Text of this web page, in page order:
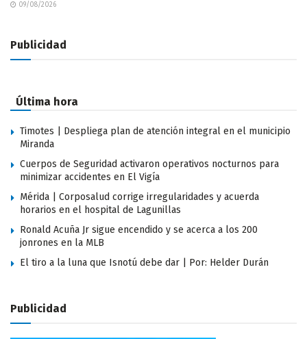
09/08/2026
Publicidad
Última hora
Timotes | Despliega plan de atención integral en el municipio
Miranda
Cuerpos de Seguridad activaron operativos nocturnos para
minimizar accidentes en El Vigía
Mérida | Corposalud corrige irregularidades y acuerda
horarios en el hospital de Lagunillas
Ronald Acuña Jr sigue encendido y se acerca a los 200
jonrones en la MLB
El tiro a la luna que Isnotú debe dar | Por: Helder Durán
Publicidad